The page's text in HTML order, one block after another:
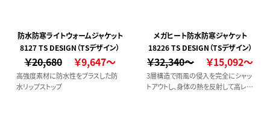
防水防寒ライトウォームジャケット
8127 TS DESIGN（TSデザイン）
￥20,680 ￥9,647～
高強度素材に防水性をプラスした防
水リップストップ
メガヒート防水防寒ジャケット
18226 TS DESIGN（TSデザイン）
￥32,340～ ￥15,092～
3層構造で雨風の侵入を完全にシャッ
トアウトし、身体の熱を反射して高レベ